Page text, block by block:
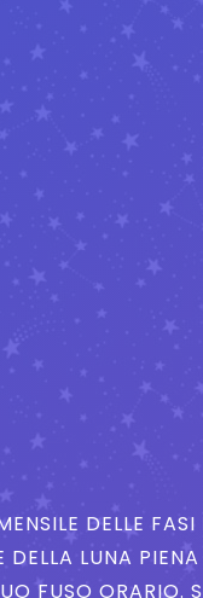
DELLE
DELLA LUNA
FUSO ORARIO.